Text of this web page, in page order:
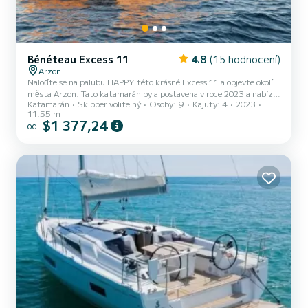
Bénéteau Excess 11 4.8 (15 hodnocení)
Arzon
Naloďte se na palubu HAPPY této krásné Excess 11 a objevte okolí
města Arzon. Tato katamarán byla postavena v roce 2023 a nabízí
úžasné pohodlí a výkonnost na moři. Počet komfortních kajut: 4 a
počet osob na lodi: 9. S celkovou délkou12 m a výkonem HP bude
tato loď vaším nejlepším společníkem na nezapomenutelné
Konkrétně zahrnuje následující vybavení: Autop...
Katamarán Skipper volitelný Osoby: 9 Kajuty: 4
2023
11.55 m
od $1 377,24